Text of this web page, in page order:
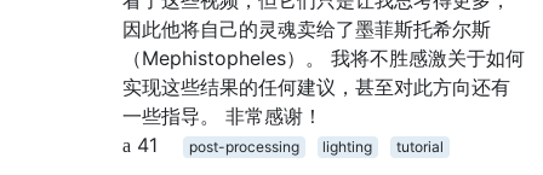
因此他将自己的灵魂卖给了墨菲斯托希尔斯
（Mephistopheles）。 我将不胜感激关于如何
实现这些结果的任何建议，甚至对此方向还有
一些指导。 非常感谢！
41
post-processing lighting tutorial